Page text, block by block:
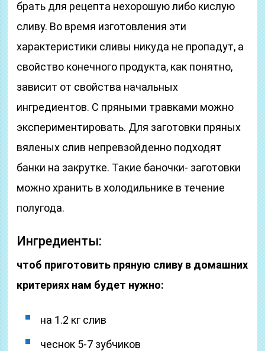
брать для рецепта нехорошую либо кислую
сливу. Во время изготовления эти
характеристики сливы никуда не пропадут, а
свойство конечного продукта, как понятно,
зависит от свойства начальных
ингредиентов. С пряными травками можно
экспериментировать. Для заготовки пряных
вяленых слив непревзойденно подходят
банки на закрутке. Такие баночки- заготовки
можно хранить в холодильнике в течение
полугода.
Ингредиенты:
чтоб приготовить пряную сливу в домашних
критериях нам будет нужно:
на 1.2 кг слив
чеснок 5-7 зубчиков